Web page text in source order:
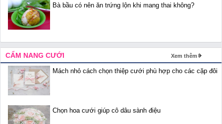
Bà bầu có nên ăn trứng lộn khi mang thai không?
CẨM NANG CƯỚI Xem thêm
Mách nhỏ cách chọn thiệp cưới phù hợp cho các cặp đôi
Chọn hoa cưới giúp cô dâu sành điệu